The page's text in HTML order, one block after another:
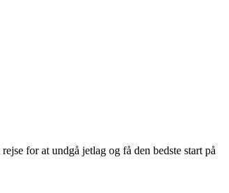
for at undgå jetlag og få den bedste start på